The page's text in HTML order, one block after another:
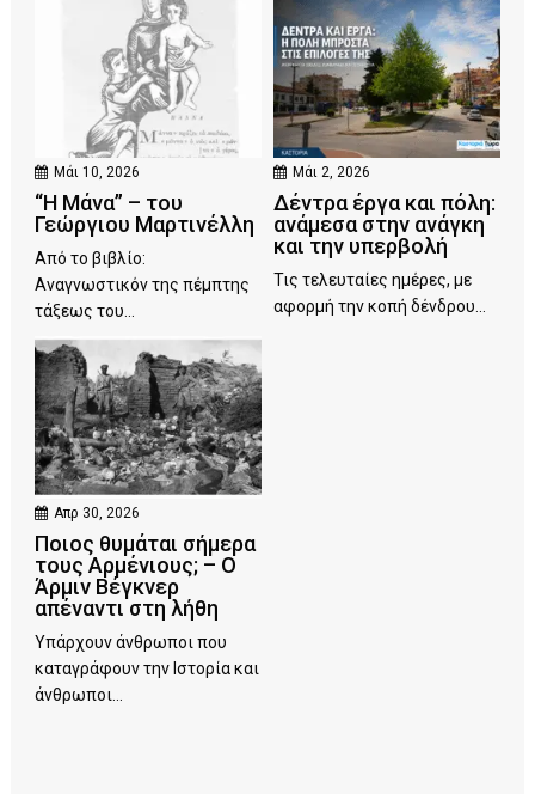
Μάι 10, 2026
“Η Μάνα” – του
Γεώργιου Μαρτινέλλη
Από το βιβλίο:
Αναγνωστικόν της πέμπτης
τάξεως του...
Μάι 2, 2026
Δέντρα έργα και πόλη:
ανάμεσα στην ανάγκη
και την υπερβολή
Τις τελευταίες ημέρες, με
αφορμή την κοπή δένδρου...
Απρ 30, 2026
Ποιος θυμάται σήμερα
τους Αρμένιους; – Ο
Άρμιν Βέγκνερ
απέναντι στη λήθη
Υπάρχουν άνθρωποι που
καταγράφουν την Ιστορία και
άνθρωποι...